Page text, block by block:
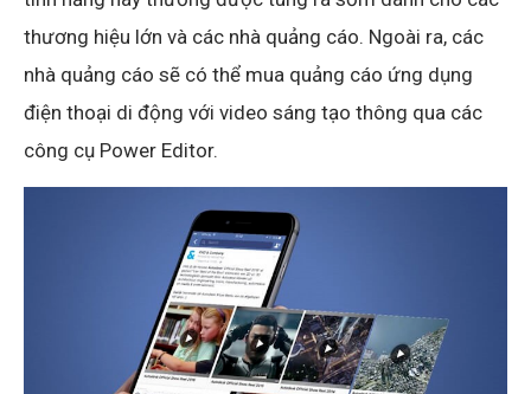
thương hiệu lớn và các nhà quảng cáo. Ngoài ra, các
nhà quảng cáo sẽ có thể mua quảng cáo ứng dụng
điện thoại di động với video sáng tạo thông qua các
công cụ Power Editor.